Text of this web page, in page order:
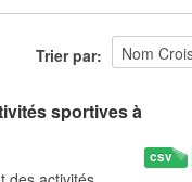
Trier par
sportives à
csv